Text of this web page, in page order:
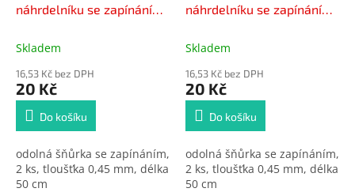
náhrdelníku se zapínáním
Skladem
16,53 Kč bez DPH
20 Kč
Do košíku
odolná šňůrka se zapínáním,
2 ks, tloušťka 0,45 mm, délka
50 cm
náhrdelníku se zapínáním
Skladem
16,53 Kč bez DPH
20 Kč
Do košíku
odolná šňůrka se zapínáním,
2 ks, tloušťka 0,45 mm, délka
50 cm